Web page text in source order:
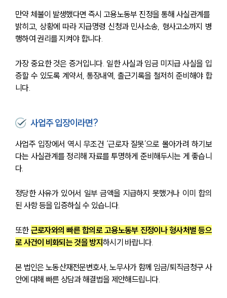
만약 체불이 발생했다면 즉시 고용노동부 진정을 통해 사실관계를
밝히고, 상황에 따라 지급명령 신청과 민사소송, 형사고소까지 병
행하여 권리를 지켜야 합니다.
가장 중요한 것은 증거입니다. 일한 사실과 임금 미지급 사실을 입
증할 수 있도록 계약서, 통장내역, 출근기록을 철저히 준비해야 합
니다.
사업주 입장이라면?
사업주 입장에서 역시 무조건 ‘근로자 잘못’으로 몰아가려 하기보
다는 사실관계를 정리해 자료를 투명하게 준비해두시는 게 좋습니
다.
정당한 사유가 있어서 일부 금액을 지급하지 못했거나 이미 합의
된 사항 등을 입증하실 수 있습니다.
또한 근로자와의 빠른 합의로 고용노동부 진정이나 형사처벌 등으
로 사건이 비화되는 것을 방지하시기 바랍니다.
본 법인은 노동산재전문변호사, 노무사가 함께 임금/퇴직금청구 사
안에 대해 빠른 상담과 해결법을 제안해드립니다.